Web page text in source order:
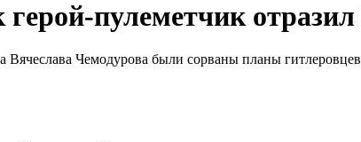
пулеметчик
Вячеслава Чемодурова были сорваны планы